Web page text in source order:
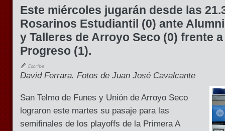
Este miércoles jugarán desde las
Rosarinos Estudiantil (0) ante
y Talleres de Arroyo Seco (0) frente
Progreso (1).
David Ferrara. Fotos de Juan José Cavalcante
San Telmo de Funes y Unión de Arroyo Seco
lograron este martes su pasaje para las
semifinales de los playoffs de la Primera A